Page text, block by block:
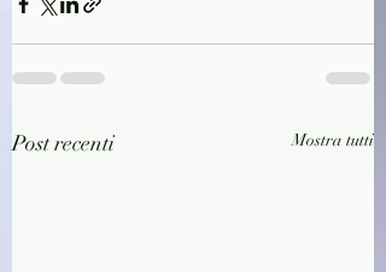
Post recenti Mostra tutti